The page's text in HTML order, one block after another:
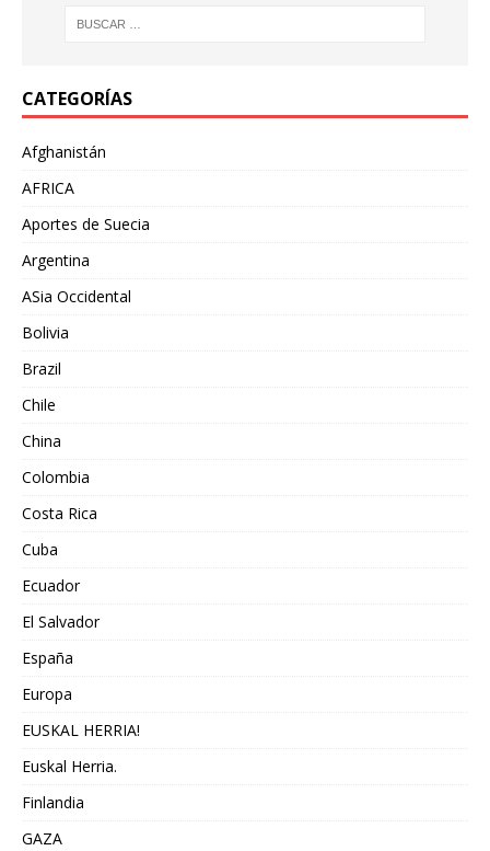
CATEGORÍAS
Afghanistán
AFRICA
Aportes de Suecia
Argentina
ASia Occidental
Bolivia
Brazil
Chile
China
Colombia
Costa Rica
Cuba
Ecuador
El Salvador
España
Europa
EUSKAL HERRIA!
Euskal Herria.
Finlandia
GAZA